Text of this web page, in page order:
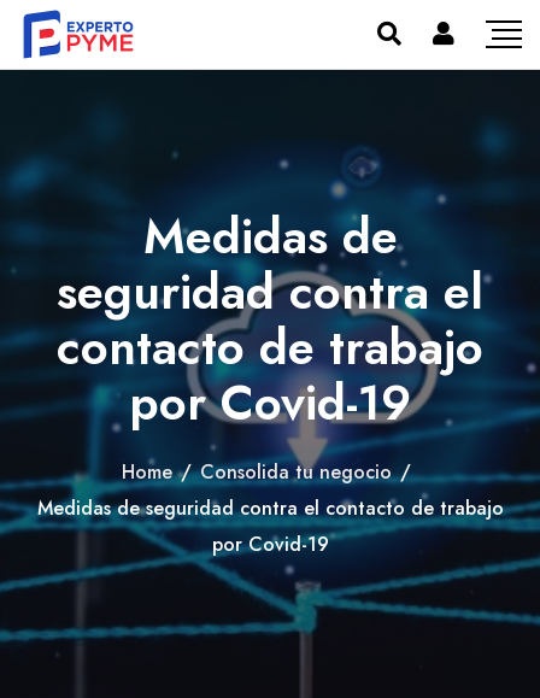
Medidas de
seguridad contra el
contacto de trabajo
por Covid-19
Home / Consolida tu negocio /
Medidas de seguridad contra el contacto de trabajo
por Covid-19